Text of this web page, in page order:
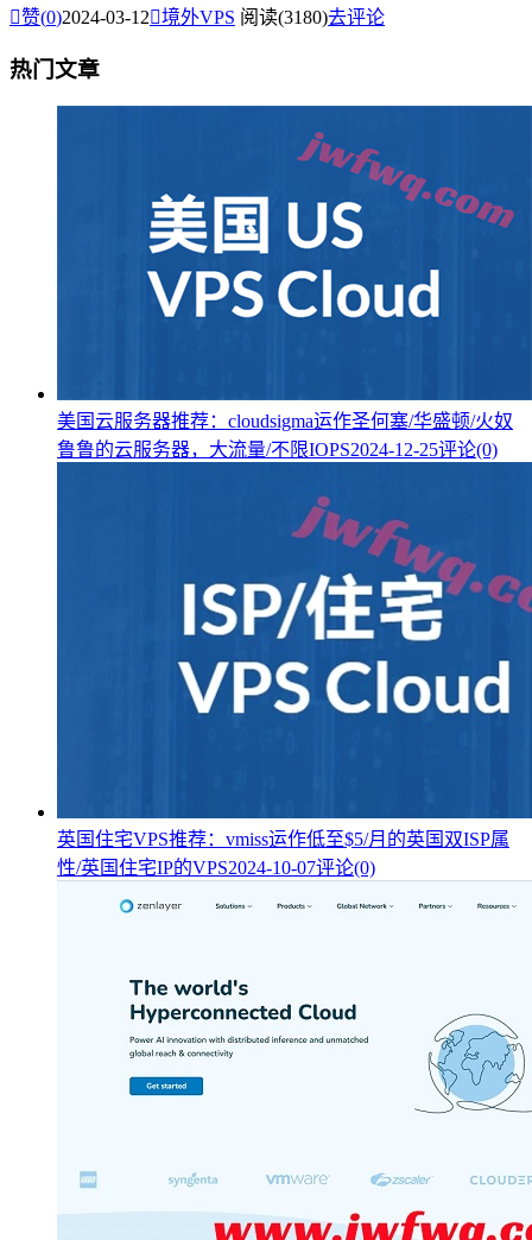
赞(0)2024-03-12境外VPS 阅读(3180)去评论
热门文章
美国云服务器推荐：cloudsigma运作圣何塞/华盛顿/火奴
鲁鲁的云服务器，大流量/不限IOPS2024-12-25评论(0)
英国住宅VPS推荐：vmiss运作低至$5/月的英国双ISP属
性/英国住宅IP的VPS2024-10-07评论(0)